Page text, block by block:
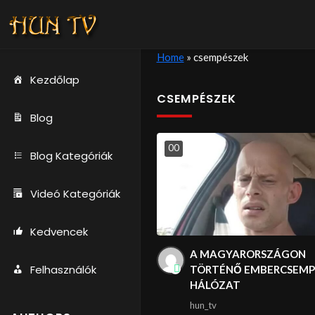
Kezdőlap
Blog
Blog Kategóriák
Videó Kategóriák
Kedvencek
Felhasználók
Home» csempészek
CSEMPÉSZEK
00
A MAGYARORSZÁGON
TÖRTÉNŐ
HÁLÓZAT
hun_tv